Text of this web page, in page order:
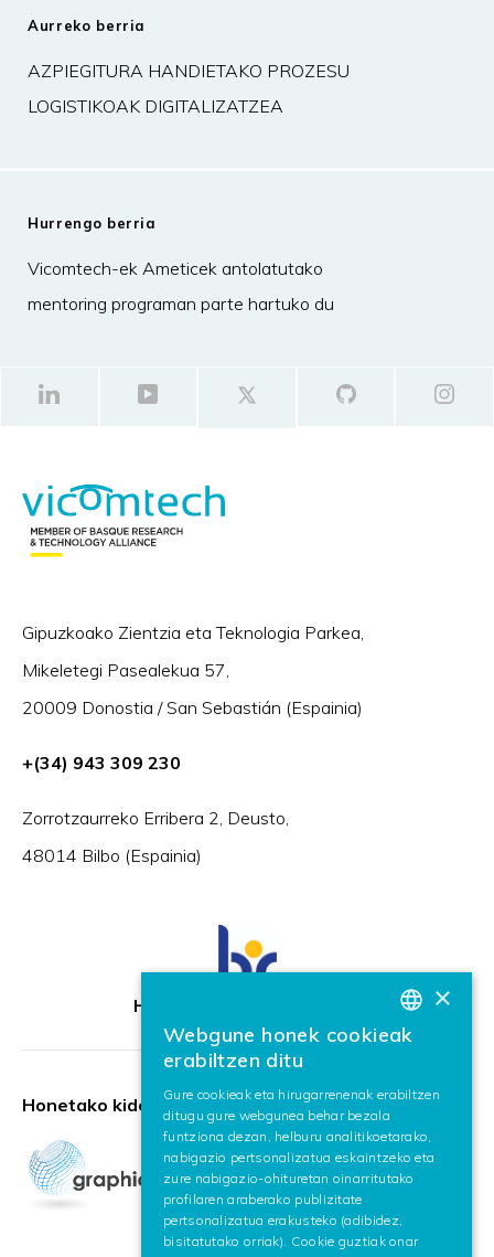
Aurreko berria
AZPIEGITURA HANDIETAKO PROZESU
LOGISTIKOAK DIGITALIZATZEA
Hurrengo berria
Vicomtech-ek Ameticek antolatutako
mentoring programan parte hartuko du
Gipuzkoako Zientzia eta Teknologia Parkea,
Mikeletegi Pasealekua 57,
20009 Donostia / San Sebastián (Espainia)
+(34) 943 309 230
Zorrotzaurreko Erribera 2, Deusto,
48014 Bilbo (Espainia)
HR Excellence in Research
Honetako kidea:
BASQUE
×
Webgune honek cookieak
erabiltzen ditu
Gure cookieak eta hirugarrenenak erabiltzen
ditugu gure webgunea behar bezala
funtziona dezan, helburu analitikoetarako,
nabigazio pertsonalizatua eskaintzeko eta
zure nabigazio-ohituretan oinarritutako
profilaren araberako publizitate
pertsonalizatua erakusteko (adibidez,
bisitatutako orriak). Cookie guztiak onar